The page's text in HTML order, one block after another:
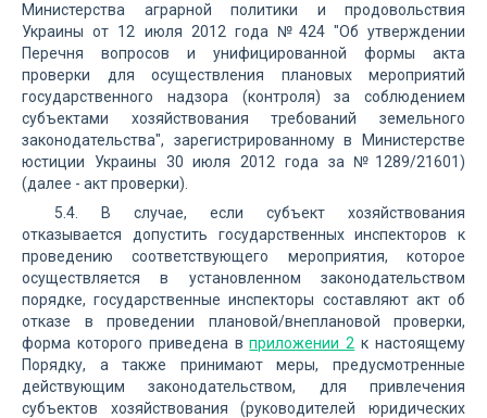
Министерства аграрной политики и продовольствия
Украины от 12 июля 2012 года №424 "Об утверждении
Перечня вопросов и унифицированной формы акта
проверки для осуществления плановых мероприятий
государственного надзора (контроля) за соблюдением
субъектами хозяйствования требований земельного
законодательства", зарегистрированному в Министерстве
юстиции Украины 30 июля 2012 года за №1289/21601)
(далее - акт проверки).
5.4. В случае, если субъект хозяйствования
отказывается допустить государственных инспекторов к
проведению соответствующего мероприятия, которое
осуществляется в установленном законодательством
порядке, государственные инспекторы составляют акт об
отказе в проведении плановой/внеплановой проверки,
форма которого приведена вприложении 2 к настоящему
Порядку, а также принимают меры, предусмотренные
действующим законодательством, для привлечения
субъектов хозяйствования (руководителей юридических